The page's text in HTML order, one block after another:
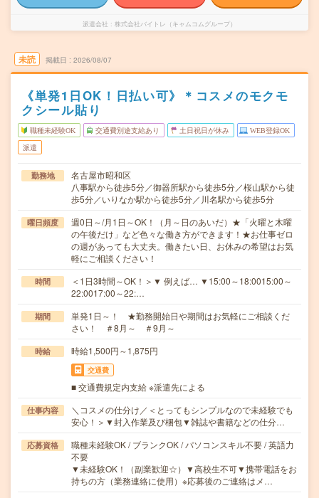
派遣会社 株式会社バイトレ（キャムコムグループ）
未読 掲載日 2026/08/07
《単発1日OK！日払い可》＊コスメのモクモ
クシール貼り
職種未経験OK 交通費別途支給あり 土日祝日が休み WEB登録OK
派遣
勤務地
名古屋市昭和区
八事駅から徒歩5分／御器所駅から徒歩5分／桜山駅から徒
歩5分／いりなか駅から徒歩5分／川名駅から徒歩5分
曜日頻度
週0日～/月1日～OK！（月～日のあいだ）★「火曜と木曜
の午後だけ」など色々な働き方ができます！★お仕事ゼロ
の週があっても大丈夫。働きたい日、お休みの希望はお気
軽にご相談ください！
時間
＜1日3時間～OK！＞▼ 例えば… ▼15:00～18:0015:00～
22:0017:00～22:…
期間
単発1日～！ ★勤務開始日や期間はお気軽にご相談くだ
さい！ ＃8月～ ＃9月～
時給 時給1,500円～1,875円
交通費
■ 交通費規定内支給 ※派遣先による
仕事内容
＼コスメの仕分け／＜とってもシンプルなので未経験でも
安心！＞▼封入作業及び梱包▼雑誌や書籍などの仕分…
応募資格
職種未経験OK / ブランクOK / パソコンスキル不要 / 英語力
不要
▼未経験OK！（副業歓迎☆）▼高校生不可▼携帯電話をお
持ちの方（業務連絡に使用）※応募後のご連絡はメ…